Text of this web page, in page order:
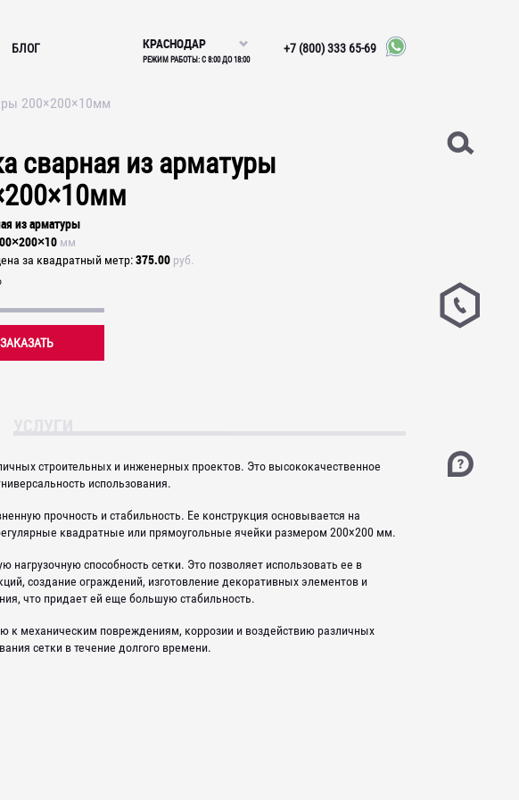
БЛОГ КРАСНОДАР
РЕЖИМ РАБОТЫ: С 8:00 ДО 18:00
+7 (800) 333 65-69
200×200×10мм
сварная из арматуры
из арматуры
мм
за квадратный метр 375.00 руб.
ЗАКАЗАТЬ
строительных и инженерных проектов. Это высококачественное
использования.
прочность и стабильность. Ее конструкция основывается на
квадратные или прямоугольные ячейки размером 200×200 мм.
нагрузочную способность сетки. Это позволяет использовать ее в
создание ограждений, изготовление декоративных элементов и
что придает ей еще большую стабильность.
к механическим повреждениям, коррозии и воздействию различных
сетки в течение долгого времени.